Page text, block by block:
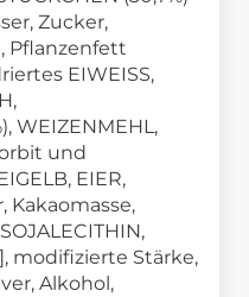
Zucker,
Pflanzenfett
EIWEISS,
WEIZENMEHL,
und
EIER,
Kakaomasse,
modifizierte Stärke,
Alkohol,